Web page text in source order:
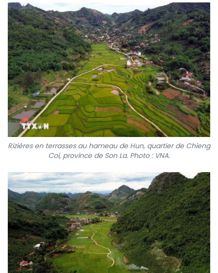
Rizières en terrasses au hameau de Hun, quartier de Chieng
Coi, province de Son La. Photo : VNA.